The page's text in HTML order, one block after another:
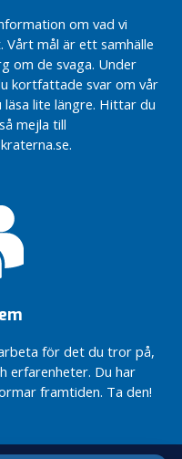
om vad vi
mål är ett samhälle
om de svaga. Under
kortfattade svar om vår
lite längre. Hittar du
mejla till
för det du tror på,
erfarenheter. Du har
framtiden. Ta den!